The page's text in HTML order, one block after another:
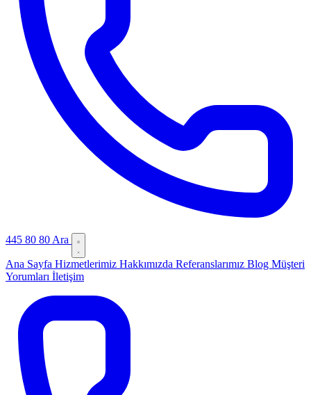
445 80 80 Ara
Ana Sayfa Hizmetlerimiz Hakkımızda Referanslarımız Blog Müşteri
Yorumları İletişim